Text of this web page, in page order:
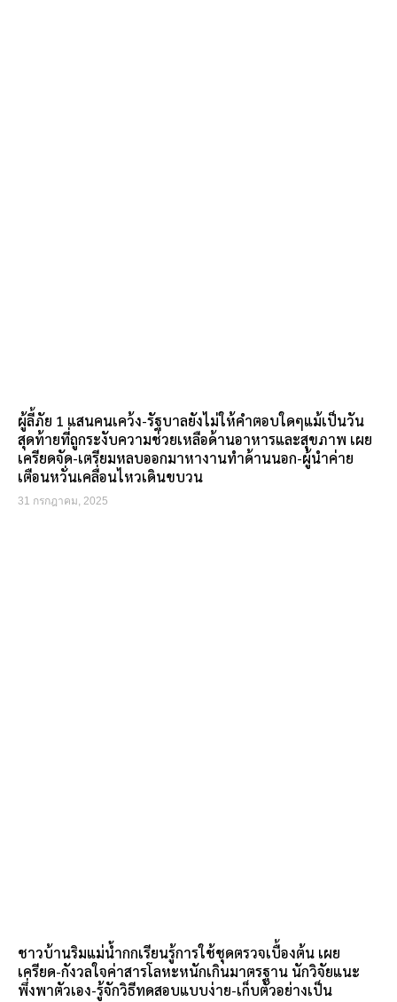
ผู้ลี้ภัย 1 แสนคนเคว้ง-รัฐบาลยังไม่ให้คำตอบใดๆแม้เป็นวัน
สุดท้ายที่ถูกระงับความช่วยเหลือด้านอาหารและสุขภาพ เผย
เครียดจัด-เตรียมหลบออกมาหางานทำด้านนอก-ผู้นำค่าย
เตือนหวั่นเคลื่อนไหวเดินขบวน
31 กรกฎาคม, 2025
ชาวบ้านริมแม่น้ำกกเรียนรู้การใช้ชุดตรวจเบื้องต้น เผย
เครียด-กังวลใจค่าสารโลหะหนักเกินมาตรฐาน นักวิจัยแนะ
พึ่งพาตัวเอง-รู้จักวิธีทดสอบแบบง่าย-เก็บตัวอย่างเป็น